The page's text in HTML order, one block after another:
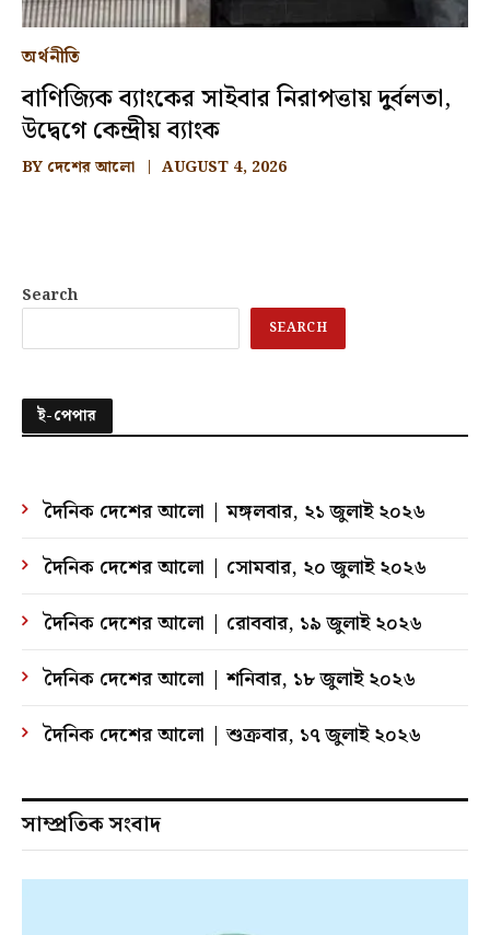
অর্থনীতি
বাণিজ্যিক ব্যাংকের সাইবার নিরাপত্তায় দুর্বলতা,
উদ্বেগে কেন্দ্রীয় ব্যাংক
BY দেশের আলো AUGUST 4, 2026
Search
SEARCH
ই-পেপার
দৈনিক দেশের আলো | মঙ্গলবার, ২১ জুলাই ২০২৬
দৈনিক দেশের আলো | সোমবার, ২০ জুলাই ২০২৬
দৈনিক দেশের আলো | রোববার, ১৯ জুলাই ২০২৬
দৈনিক দেশের আলো | শনিবার, ১৮ জুলাই ২০২৬
দৈনিক দেশের আলো | শুক্রবার, ১৭ জুলাই ২০২৬
সাম্প্রতিক সংবাদ